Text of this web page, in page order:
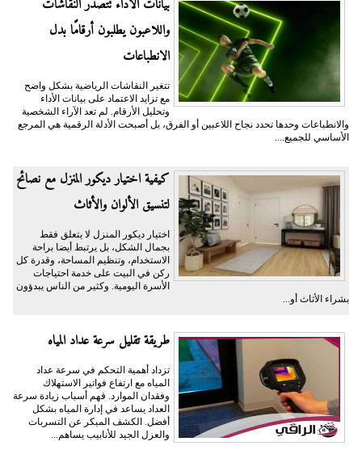
بيانات الأداء تتصدر النقاشات
واللاعبون يطلبون أرقامًا بدل
الانطباعات
تتغير النقاشات الرياضية بشكل واضح
مع تزايد الاعتماد على بيانات الأداء
وتحليل الأرقام. لم تعد الآراء الشخصية
والانطباعات وحدها تحدد نجاح اللاعبين أو الفرق، بل أصبحت الأدلة الرقمية هي المرجع
الأساسي للجميع....
كيفية اختيار ديكور المنزل مع نصائح
لتنسيق الألوان والأثاث
اختيار ديكور المنزل لا يتعلق فقط
بجمال الشكل، بل يرتبط أيضا براحة
الاستخدام، وتنظيم المساحة، وقدرة كل
ركن في البيت على خدمة احتياجات
الأسرة اليومية. وكثير من الناس يبدؤون
بشراء الأثاث أو...
طريقة تقليل سرعة عداد المياه
تزداد أهمية التحكم في سرعة عداد
المياه مع ارتفاع فواتير الاستهلاك
وفقدان الموارد. فهم أسباب زيادة سرعة
العداد يساعد في إدارة المياه بشكل
أفضل. الكشف المبكر عن التسربات
والعزل الجيد للأنابيب يساهم...